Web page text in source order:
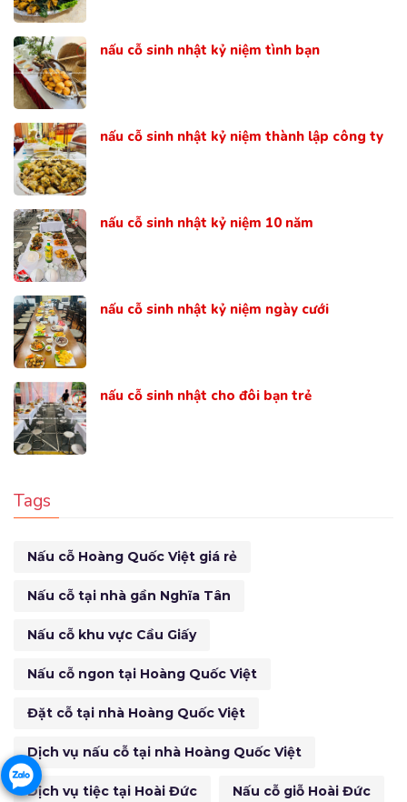
nấu cỗ sinh nhật kỷ niệm tình bạn
nấu cỗ sinh nhật kỷ niệm thành lập công ty
nấu cỗ sinh nhật kỷ niệm 10 năm
nấu cỗ sinh nhật kỷ niệm ngày cưới
nấu cỗ sinh nhật cho đôi bạn trẻ
Tags
Nấu cỗ Hoàng Quốc Việt giá rẻ
Nấu cỗ tại nhà gần Nghĩa Tân
Nấu cỗ khu vực Cầu Giấy
Nấu cỗ ngon tại Hoàng Quốc Việt
Đặt cỗ tại nhà Hoàng Quốc Việt
Dịch vụ nấu cỗ tại nhà Hoàng Quốc Việt
Dịch vụ tiệc tại Hoài Đức Nấu cỗ giỗ Hoài Đức